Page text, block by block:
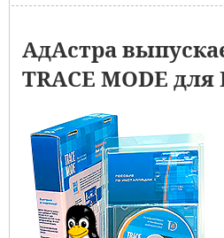
АдАстра
TRACE MODE